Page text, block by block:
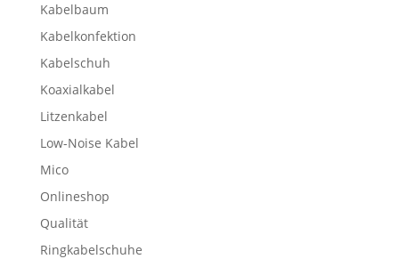
Kabelbaum
Kabelkonfektion
Kabelschuh
Koaxialkabel
Litzenkabel
Low-Noise Kabel
Mico
Onlineshop
Qualität
Ringkabelschuhe